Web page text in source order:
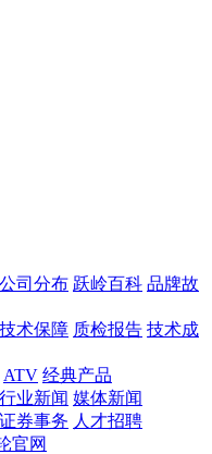
公司分布 跃岭百科 品牌故
技术保障 质检报告 技术成
ATV 经典产品
行业新闻 媒体新闻
证券事务 人才招聘
官网